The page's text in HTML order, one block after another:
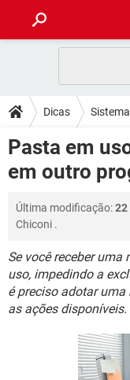
CELULAR
OUTLOOK
INSTAGRAM
DICAS
JOGOS
CELULAR
INSTAGRAM
DOWNLOADS
JOGOS
OUTLOOK
INSTAGRAM
GUIA DE COMPRAS
FÓRUM
JOGOS
OUTLOOK
INSTAGRAM
GUIA DE COMPRAS
GLOSSÁRIO
JOGOS
CELULAR
OUTLOOK
GUIA DE COMPRAS
Dicas
Pasta em
em outro
Última modificação:22
Chiconi .
Se você receber
uso, impedindo a
é preciso adotar uma
as ações disponíveis.